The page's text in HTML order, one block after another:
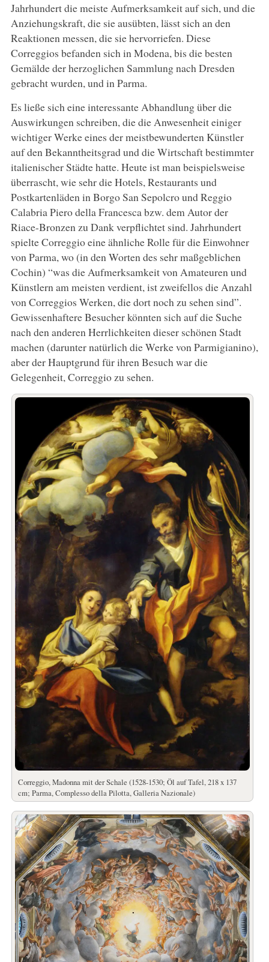
Jahrhundert die meiste Aufmerksamkeit auf sich, und die
Anziehungskraft, die sie ausübten, lässt sich an den
Reaktionen messen, die sie hervorriefen. Diese
Correggios befanden sich in Modena, bis die besten
Gemälde der herzoglichen Sammlung nach Dresden
gebracht wurden, und in Parma.
Es ließe sich eine interessante Abhandlung über die
Auswirkungen schreiben, die die Anwesenheit einiger
wichtiger Werke eines der meistbewunderten Künstler
auf den Bekanntheitsgrad und die Wirtschaft bestimmter
italienischer Städte hatte. Heute ist man beispielsweise
überrascht, wie sehr die Hotels, Restaurants und
Postkartenläden in Borgo San Sepolcro und Reggio
Calabria Piero della Francesca bzw. dem Autor der
Riace-Bronzen zu Dank verpflichtet sind. Jahrhundert
spielte Correggio eine ähnliche Rolle für die Einwohner
von Parma, wo (in den Worten des sehr maßgeblichen
Cochin) “was die Aufmerksamkeit von Amateuren und
Künstlern am meisten verdient, ist zweifellos die Anzahl
von Correggios Werken, die dort noch zu sehen sind”.
Gewissenhaftere Besucher könnten sich auf die Suche
nach den anderen Herrlichkeiten dieser schönen Stadt
machen (darunter natürlich die Werke von Parmigianino),
aber der Hauptgrund für ihren Besuch war die
Gelegenheit, Correggio zu sehen.
Correggio, Madonna mit der Schale (1528-1530; Öl auf Tafel, 218 x 137
cm; Parma, Complesso della Pilotta, Galleria Nazionale)